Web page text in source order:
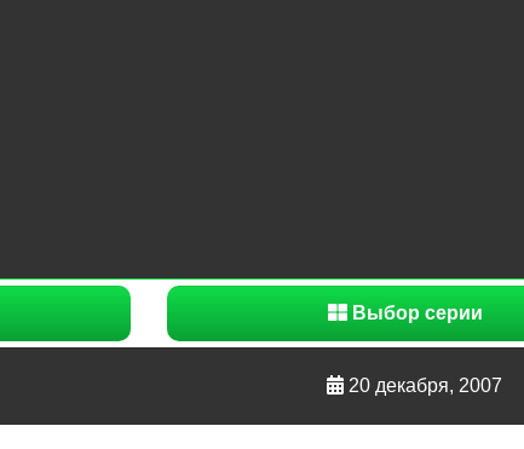
Выбор серии
20 декабря, 2007